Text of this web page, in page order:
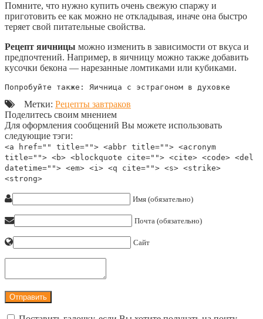
Помните, что нужно купить очень свежую спаржу и
приготовить ее как можно не откладывая, иначе она быстро
теряет свой питательные свойства.
Рецепт яичницы можно изменить в зависимости от вкуса и
предпочтений. Например, в яичницу можно также добавить
кусочки бекона — нарезанные ломтиками или кубиками.
Попробуйте также: Яичница с эстрагоном в духовке
Метки: Рецепты завтраков
Поделитесь своим мнением
Для оформления сообщений Вы можете использовать
следующие тэги:
<a href="" title=""> <abbr title=""> <acronym
title=""> <b> <blockquote cite=""> <cite> <code> <del
datetime=""> <em> <i> <q cite=""> <s> <strike>
<strong>
Имя (обязательно)
Почта (обязательно)
Сайт